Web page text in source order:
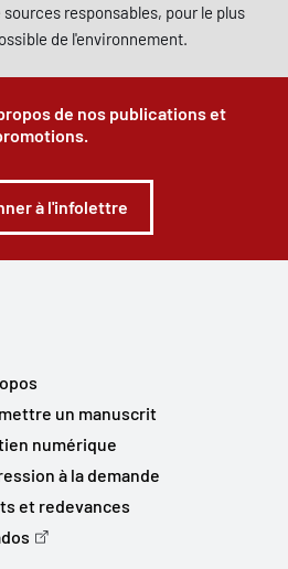
responsables, pour le plus
de l'environnement.
de nos publications et
à l'infolettre
un manuscrit
numérique
à la demande
et redevances